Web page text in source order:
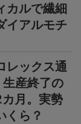
カルで繊細
イアルモチ
レックス通
産終了の
月。実勢
くら？